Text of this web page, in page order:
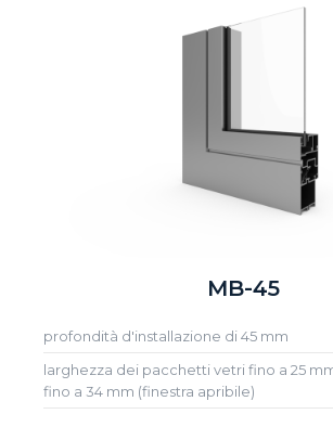
MB-45
profondità d'installazione di 45 mm
larghezza dei pacchetti vetri fino a 25
fino a 34 mm (finestra apribile)